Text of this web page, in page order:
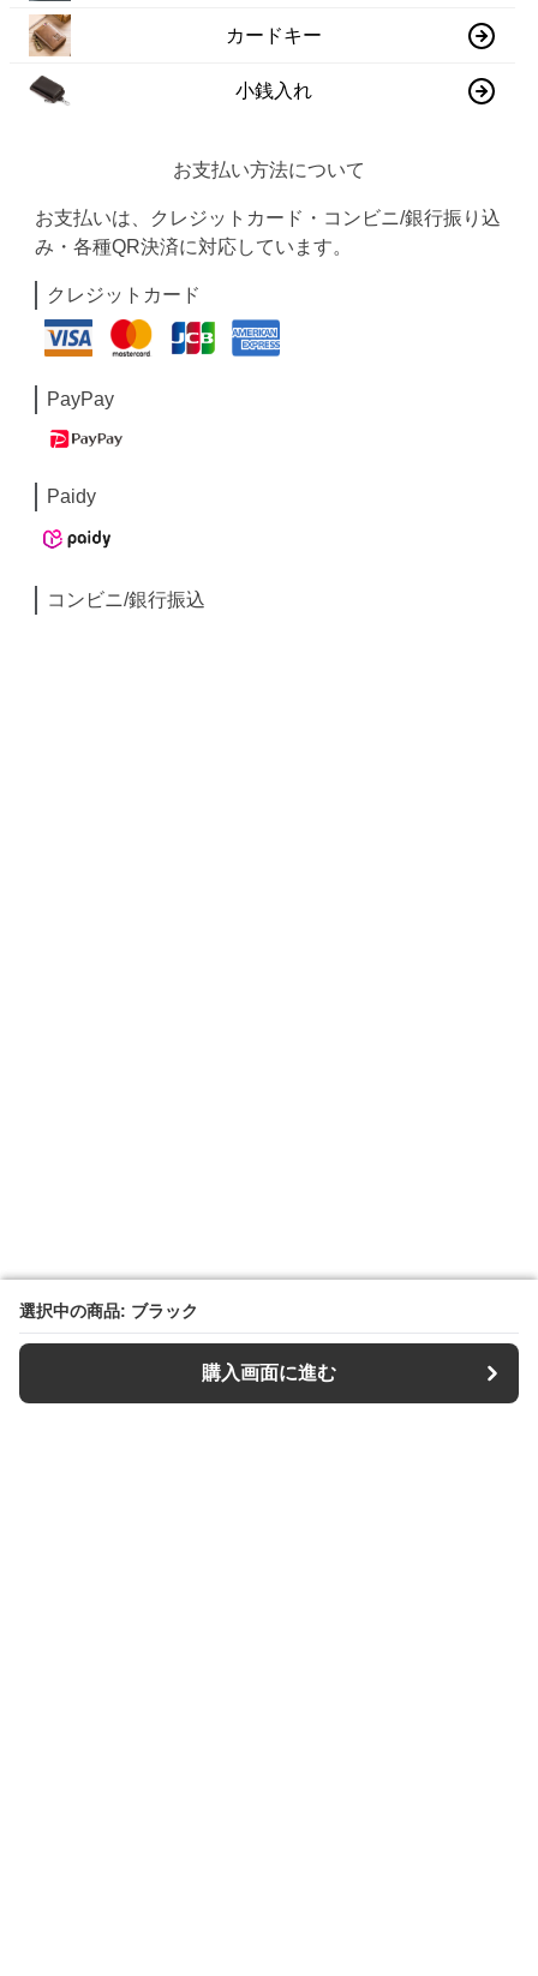
選択中の商品: ブラック
購入画面に進む
選択中の商品: ブラック
購入画面に進む
カードキー
小銭入れ
お支払い方法について
お支払いは、クレジットカード・コンビニ/銀行振り込
み・各種QR決済に対応しています。
クレジットカード
PayPay
Paidy
コンビニ/銀行振込